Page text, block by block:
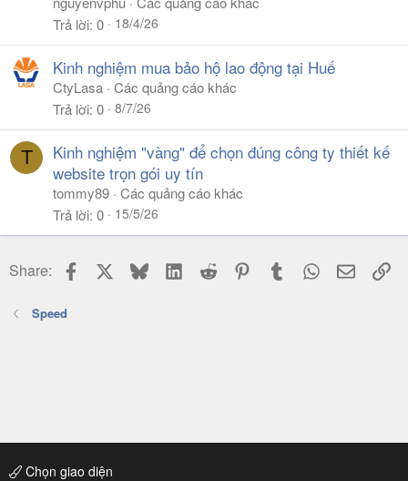
Trả lời 0 18/4/26
Kinh nghiệm mua bảo hộ lao động tại Huế
CtyLasa Các quảng cáo khác
Trả lời 0 8/7/26
T
Kinh nghiệm "vàng" để chọn đúng công ty thiết kế
website trọn gói uy tín
tommy89 Các quảng cáo khác
Trả lời 0 15/5/26
Share: Facebook BlueskyLinkedIn
Reddit PinterestTumblr WhatsApp
Email
Speed
Chọn giao diện